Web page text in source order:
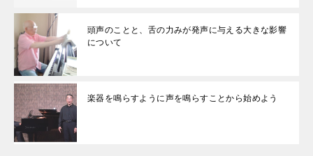
頭声のことと、舌の力みが発声に与える大きな影響
について
楽器を鳴らすように声を鳴らすことから始めよう